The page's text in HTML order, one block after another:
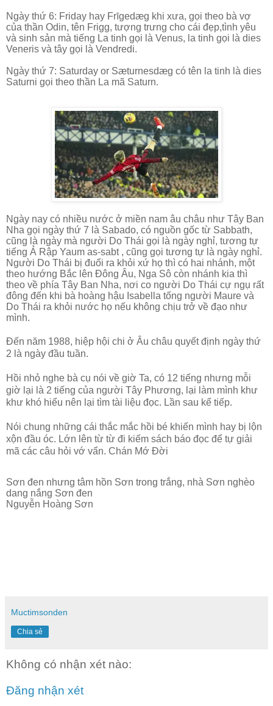
Ngày thứ 6: Friday hay Frīgedæg khi xưa, gọi theo bà vợ
của thần Odin, tên Frigg, tượng trưng cho cái đẹp,tình yêu
và sinh sản mà tiếng La tinh gọi là Venus, la tinh gọi là dies
Veneris và tây gọi là Vendredi.
Ngày thứ 7: Saturday or Sæturnesdæg có tên la tinh là dies
Saturni gọi theo thần La mã Saturn.
Ngày nay có nhiều nước ở miền nam âu châu như Tây Ban
Nha gọi ngày thứ 7 là Sabado, có nguồn gốc từ Sabbath,
cũng là ngày mà người Do Thái gọi là ngày nghỉ, tương tự
tiếng Ả Rập Yaum as-sabt , cũng gọi tương tự là ngày nghỉ.
Người Do Thái bị đuổi ra khỏi xứ họ thì có hai nhánh, một
theo hướng Bắc lên Đông Âu, Nga Sô còn nhánh kia thì
theo về phía Tây Ban Nha, nơi co người Do Thái cự ngụ rất
đông đến khi bà hoàng hậu Isabella tống người Maure và
Do Thái ra khỏi nước họ nếu không chịu trở về đạo như
mình.
Đến năm 1988, hiệp hội chi ở Âu châu quyết định ngày thứ
2 là ngày đầu tuần.
Hồi nhỏ nghe bà cụ nói về giờ Ta, có 12 tiếng nhưng mỗi
giờ lại là 2 tiếng của người Tây Phương, lại làm mình khư
khư khó hiểu nên lại tìm tài liệu đọc. Lần sau kể tiếp.
Nói chung những cái thắc mắc hồi bé khiến mình hay bị lộn
xộn đầu óc. Lớn lên từ từ đi kiếm sách báo đọc để tự giải
mã các câu hỏi vớ vẩn. Chán Mớ Đời
Sơn đen nhưng tâm hồn Sơn trong trắng, nhà Sơn nghèo
dang nắng Sơn đen
Nguyễn Hoàng Sơn
Muctimsonden
Chia sẻ
Không có nhận xét nào:
Đăng nhận xét